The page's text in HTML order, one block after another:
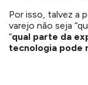
Por isso, talvez a
varejo não seja
“qual parte da
tecnologia pode